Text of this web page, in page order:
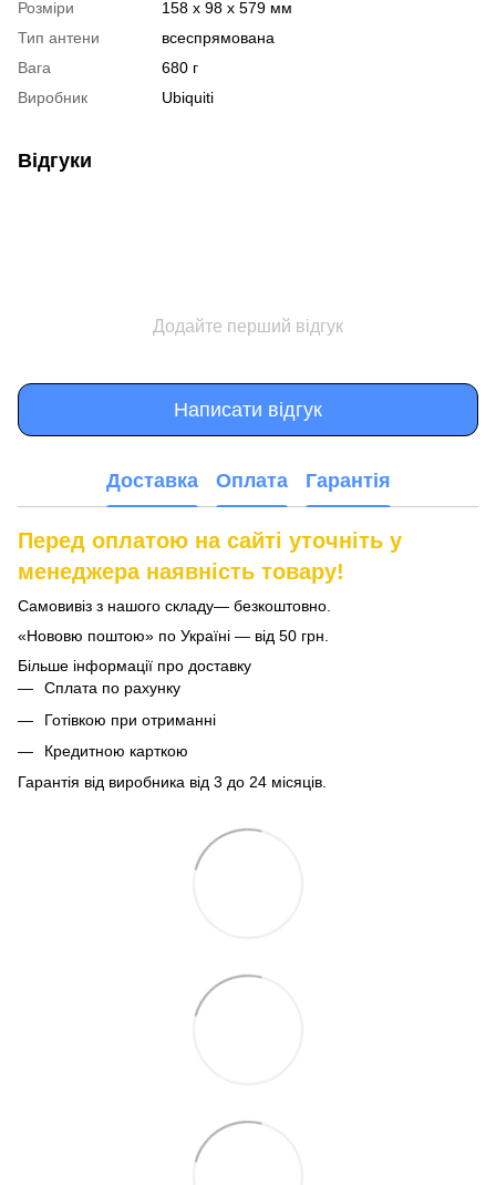
Розміри
158 x 98 x 579 мм
Тип антени
всеспрямована
Вага
680 г
Виробник
Ubiquiti
Відгуки
Додайте перший відгук
Написати відгук
Доставка Оплата Гарантія
Перед оплатою на сайті уточніть у
менеджера наявність товару!
Самовивіз з нашого складу— безкоштовно.
«Нововю поштою» по Україні — від 50 грн.
Більше інформації про доставку
Сплата по рахунку
Готівкою при отриманні
Кредитною карткою
Гарантія від виробника від 3 до 24 місяців.